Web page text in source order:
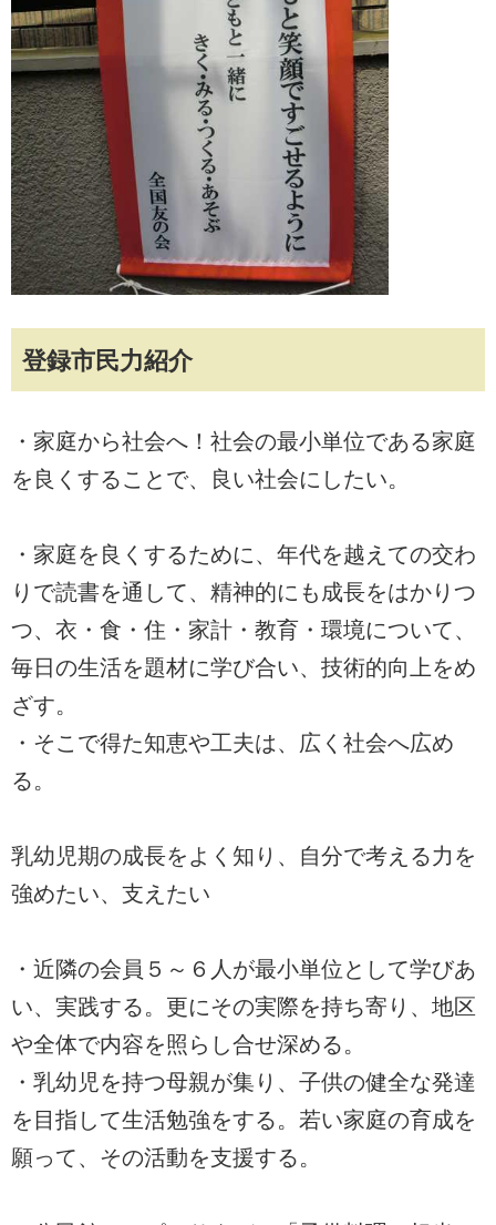
登録市民力紹介
・家庭から社会へ！社会の最小単位である家庭
を良くすることで、良い社会にしたい。
・家庭を良くするために、年代を越えての交わ
りで読書を通して、精神的にも成長をはかりつ
つ、衣・食・住・家計・教育・環境について、
毎日の生活を題材に学び合い、技術的向上をめ
ざす。
・そこで得た知恵や工夫は、広く社会へ広め
る。
乳幼児期の成長をよく知り、自分で考える力を
強めたい、支えたい
・近隣の会員５～６人が最小単位として学びあ
い、実践する。更にその実際を持ち寄り、地区
や全体で内容を照らし合せ深める。
・乳幼児を持つ母親が集り、子供の健全な発達
を目指して生活勉強をする。若い家庭の育成を
願って、その活動を支援する。